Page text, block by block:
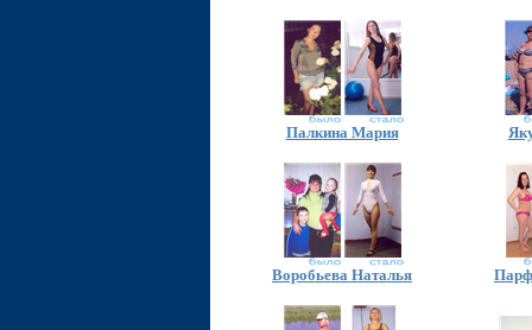
Палкина Мария
Воробьева Наталья